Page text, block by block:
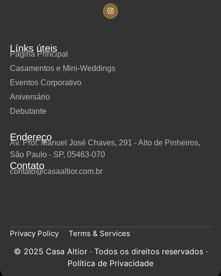
Línks úteis
Página Principal
Casamentos e Mini-Weddings
Eventos Corporativo
Aniversário
Debutante
Endereço
Av. Prof. Manuel José Chaves, 291 - Alto de Pinheiros,
São Paulo - SP, 05463-070
Contato
contato@casaaltior.com.br
© 2025 Casa Altior · Todos os direitos reservados ·
Política de Privacidade
Privacy Policy Terms & Services